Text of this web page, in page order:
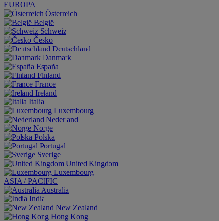
EUROPA
Österreich
België
Schweiz
Česko
Deutschland
Danmark
España
Finland
France
Ireland
Italia
Luxembourg
Nederland
Norge
Polska
Portugal
Sverige
United Kingdom
Luxembourg
ASIA / PACIFIC
Australia
India
New Zealand
Hong Kong